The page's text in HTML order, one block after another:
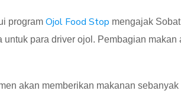
program Ojol Food Stop mengajak
para driver ojol. Pembagian
akan memberikan makanan